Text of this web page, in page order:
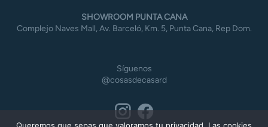
SHOWROOM PUNTA CANA
Complejo Naves Mall, Av. Barceló, Km. 5, Punta Cana, Rep Dom.
Síguenos
@cosasdecasard
Queremos que sepas que valoramos tu privacidad. Las cookies